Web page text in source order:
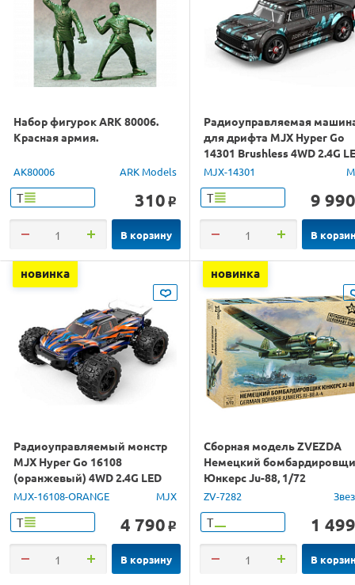
Набор фигурок ARK 80006.
Красная армия.
AK80006 ARK Models
Т 310 o
В корзину
Радиоуправляемая
для дрифта MJX Hyper Go
14301 Brushless 4WD 2.4G
1/14 RTR
MJX-14301
Т 9 990
В
новинка
Радиоуправляемый монстр
MJX Hyper Go 16108
(оранжевый) 4WD 2.4G LED
1/16 RTR
MJX-16108-ORANGE MJX
Т 4 790 o
В корзину
новинка
Сборная модель ZVEZDA
Немецкий
Юнкерс Ju-88, 1/72
ZV-7282
Т 1 499
В